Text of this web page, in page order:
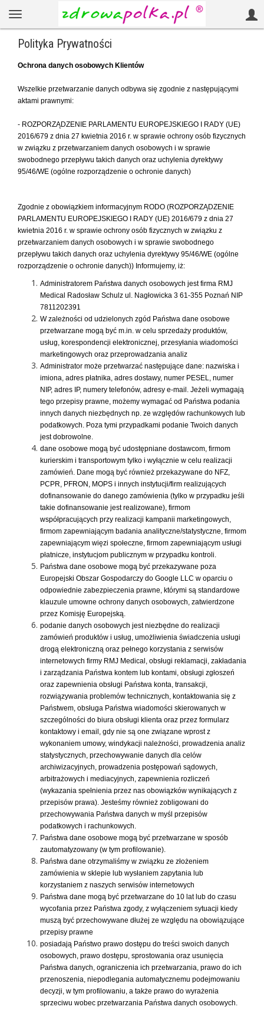
Polityka Prywatności
Ochrona danych osobowych Klientów
Wszelkie przetwarzanie danych odbywa się zgodnie z następującymi
aktami prawnymi:
- ROZPORZĄDZENIE PARLAMENTU EUROPEJSKIEGO I RADY (UE)
2016/679 z dnia 27 kwietnia 2016 r. w sprawie ochrony osób fizycznych
w związku z przetwarzaniem danych osobowych i w sprawie
swobodnego przepływu takich danych oraz uchylenia dyrektywy
95/46/WE (ogólne rozporządzenie o ochronie danych)
Zgodnie z obowiązkiem informacyjnym RODO (ROZPORZĄDZENIE
PARLAMENTU EUROPEJSKIEGO I RADY (UE) 2016/679 z dnia 27
kwietnia 2016 r. w sprawie ochrony osób fizycznych w związku z
przetwarzaniem danych osobowych i w sprawie swobodnego
przepływu takich danych oraz uchylenia dyrektywy 95/46/WE (ogólne
rozporządzenie o ochronie danych)) Informujemy, iż:
Administratorem Państwa danych osobowych jest firma RMJ
Medical Radosław Schulz ul. Nagłowicka 3 61-355 Poznań NIP
7811202391
W zależności od udzielonych zgód Państwa dane osobowe
przetwarzane mogą być m.in. w celu sprzedaży produktów,
usług, korespondencji elektronicznej, przesyłania wiadomości
marketingowych oraz przeprowadzania analiz
Administrator może przetwarzać następujące dane: nazwiska i
imiona, adres płatnika, adres dostawy, numer PESEL, numer
NIP, adres IP, numery telefonów, adresy e-mail. Jeżeli wymagają
tego przepisy prawne, możemy wymagać od Państwa podania
innych danych niezbędnych np. ze względów rachunkowych lub
podatkowych. Poza tymi przypadkami podanie Twoich danych
jest dobrowolne.
dane osobowe mogą być udostępniane dostawcom, firmom
kurierskim i transportowym tylko i wyłącznie w celu realizacji
zamówień. Dane mogą być również przekazywane do NFZ,
PCPR, PFRON, MOPS i innych instytucji/firm realizujących
dofinansowanie do danego zamówienia (tylko w przypadku jeśli
takie dofinansowanie jest realizowane), firmom
współpracujących przy realizacji kampanii marketingowych,
firmom zapewniającym badania analityczne/statystyczne, firmom
zapewniającym więzi społeczne, firmom zapewniającym usługi
płatnicze, instytucjom publicznym w przypadku kontroli.
Państwa dane osobowe mogą być przekazywane poza
Europejski Obszar Gospodarczy do Google LLC w oparciu o
odpowiednie zabezpieczenia prawne, którymi są standardowe
klauzule umowne ochrony danych osobowych, zatwierdzone
przez Komisję Europejską.
podanie danych osobowych jest niezbędne do realizacji
zamówień produktów i usług, umożliwienia świadczenia usługi
drogą elektroniczną oraz pełnego korzystania z serwisów
internetowych firmy RMJ Medical, obsługi reklamacji, zakładania
i zarządzania Państwa kontem lub kontami, obsługi zgłoszeń
oraz zapewnienia obsługi Państwa konta, transakcji,
rozwiązywania problemów technicznych, kontaktowania się z
Państwem, obsługa Państwa wiadomości skierowanych w
szczególności do biura obsługi klienta oraz przez formularz
kontaktowy i email, gdy nie są one związane wprost z
wykonaniem umowy, windykacji należności, prowadzenia analiz
statystycznych, przechowywanie danych dla celów
archiwizacyjnych, prowadzenia postępowań sądowych,
arbitrażowych i mediacyjnych, zapewnienia rozliczeń
(wykazania spełnienia przez nas obowiązków wynikających z
przepisów prawa). Jesteśmy również zobligowani do
przechowywania Państwa danych w myśl przepisów
podatkowych i rachunkowych.
Państwa dane osobowe mogą być przetwarzane w sposób
zautomatyzowany (w tym profilowanie).
Państwa dane otrzymaliśmy w związku ze złożeniem
zamówienia w sklepie lub wysłaniem zapytania lub
korzystaniem z naszych serwisów internetowych
Państwa dane mogą być przetwarzane do 10 lat lub do czasu
wycofania przez Państwa zgody, z wyłączeniem sytuacji kiedy
muszą być przechowywane dłużej ze względu na obowiązujące
przepisy prawne
posiadają Państwo prawo dostępu do treści swoich danych
osobowych, prawo dostępu, sprostowania oraz usunięcia
Państwa danych, ograniczenia ich przetwarzania, prawo do ich
przenoszenia, niepodlegania automatycznemu podejmowaniu
decyzji, w tym profilowaniu, a także prawo do wyrażenia
sprzeciwu wobec przetwarzania Państwa danych osobowych.